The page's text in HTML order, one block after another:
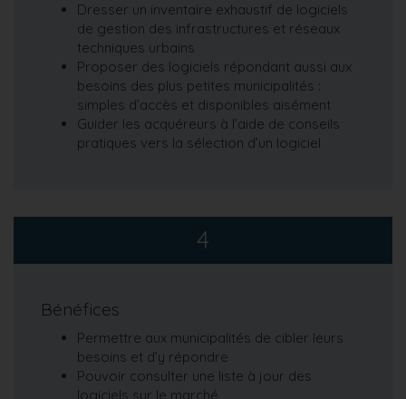
Dresser un inventaire exhaustif de logiciels
de gestion des infrastructures et réseaux
techniques urbains
Proposer des logiciels répondant aussi aux
besoins des plus petites municipalités :
simples d’accès et disponibles aisément
Guider les acquéreurs à l’aide de conseils
pratiques vers la sélection d’un logiciel
4
Bénéfices
Permettre aux municipalités de cibler leurs
besoins et d’y répondre
Pouvoir consulter une liste à jour des
logiciels sur le marché